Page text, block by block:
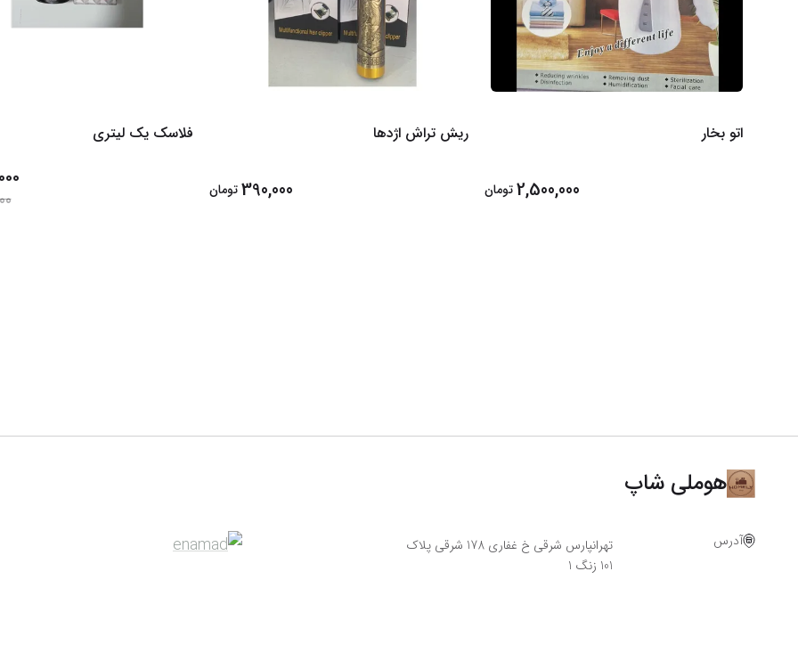
اتو بخار
2,500,000 تومان
ریش تراش اژدها
390,000تومان
فلاسک یک لیتری
هوملی شاپ
آدرس
تهرانپارس شرقی خ غفاری 178 شرقی پلاک
101 زنگ 1